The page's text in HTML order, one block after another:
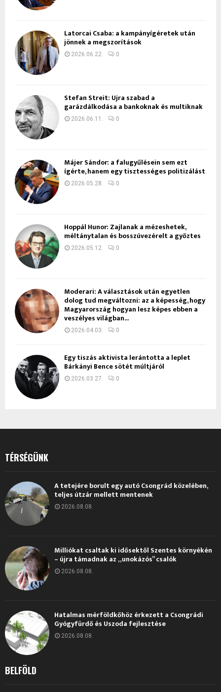
Latorcai Csaba: a kampányígéretek után
jönnek a megszorítások
2026.06.22. 0
Stefan Streit: Újra szabad a
garázdálkodása a bankoknak és multiknak
2026.06.11. 0
Májer Sándor: a falugyűlésein sem ezt
ígérte, hanem egy tisztességes politizálást
2026.05.28. 0
Hoppál Hunor: Zajlanak a mézeshetek,
méltánytalan és bosszúvezérelt a győztes
2026.05.12. 0
Moderari: A választások után egyetlen
dolog tud megváltozni: az a képesség, hogy
Magyarország hogyan lesz képes ebben a
veszélyes világban...
2026.04.03. 0
Egy tiszás aktivista lerántotta a leplet
Bárkányi Bence sötét múltjáról
2026.03.27. 0
TÉRSÉGÜNK
A tetejére borult egy autó Csongrád közelében,
teljes útzár mellett mentenek
2026.08.08.
Milliókat csaltak ki idősektől Szentes környékén
– újra támadnak az „unokázós” csalók
2026.08.08.
Hatalmas mérföldkőhöz érkezett a Csongrádi
Gyógyfürdő és Uszoda fejlesztése
2026.08.08.
BELFÖLD